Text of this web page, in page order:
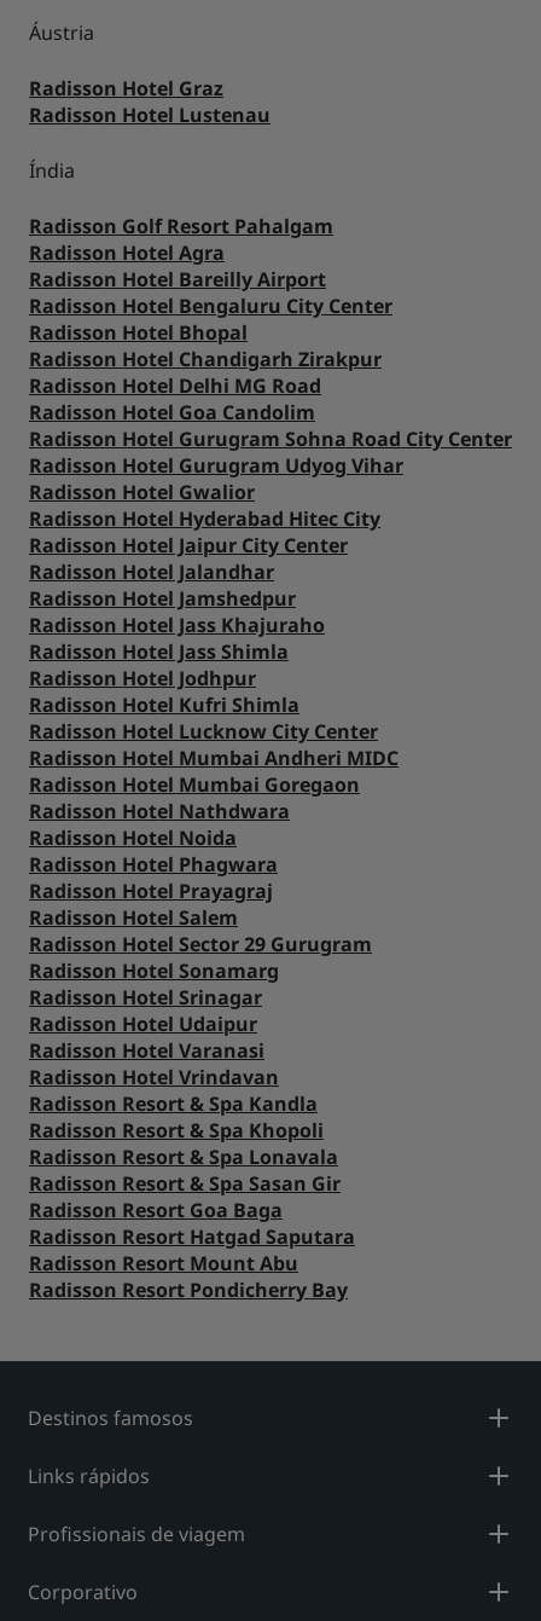
Áustria
Radisson Hotel Graz
Radisson Hotel Lustenau
Índia
Radisson Golf Resort Pahalgam
Radisson Hotel Agra
Radisson Hotel Bareilly Airport
Radisson Hotel Bengaluru City Center
Radisson Hotel Bhopal
Radisson Hotel Chandigarh Zirakpur
Radisson Hotel Delhi MG Road
Radisson Hotel Goa Candolim
Radisson Hotel Gurugram Sohna Road City Center
Radisson Hotel Gurugram Udyog Vihar
Radisson Hotel Gwalior
Radisson Hotel Hyderabad Hitec City
Radisson Hotel Jaipur City Center
Radisson Hotel Jalandhar
Radisson Hotel Jamshedpur
Radisson Hotel Jass Khajuraho
Radisson Hotel Jass Shimla
Radisson Hotel Jodhpur
Radisson Hotel Kufri Shimla
Radisson Hotel Lucknow City Center
Radisson Hotel Mumbai Andheri MIDC
Radisson Hotel Mumbai Goregaon
Radisson Hotel Nathdwara
Radisson Hotel Noida
Radisson Hotel Phagwara
Radisson Hotel Prayagraj
Radisson Hotel Salem
Radisson Hotel Sector 29 Gurugram
Radisson Hotel Sonamarg
Radisson Hotel Srinagar
Radisson Hotel Udaipur
Radisson Hotel Varanasi
Radisson Hotel Vrindavan
Radisson Resort & Spa Kandla
Radisson Resort & Spa Khopoli
Radisson Resort & Spa Lonavala
Radisson Resort & Spa Sasan Gir
Radisson Resort Goa Baga
Radisson Resort Hatgad Saputara
Radisson Resort Mount Abu
Radisson Resort Pondicherry Bay
Destinos famosos
Links rápidos
Profissionais de viagem
Corporativo